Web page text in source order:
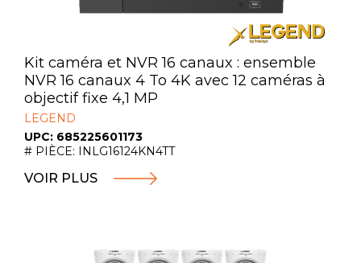
Kit caméra et NVR 16 canaux : ensemble
NVR 16 canaux 4 To 4K avec 12 caméras à
objectif fixe 4,1 MP
LEGEND
UPC: 685225601173
# PIÈCE: INLG16124KN4TT
VOIR PLUS